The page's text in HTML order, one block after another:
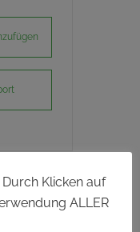
Klicken auf
ALLER